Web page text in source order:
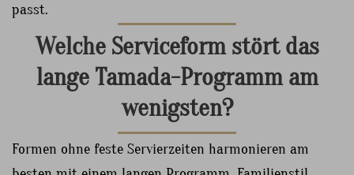
passt.
Welche Serviceform stört das
lange Tamada-Programm am
wenigsten?
Formen ohne feste Servierzeiten harmonieren am